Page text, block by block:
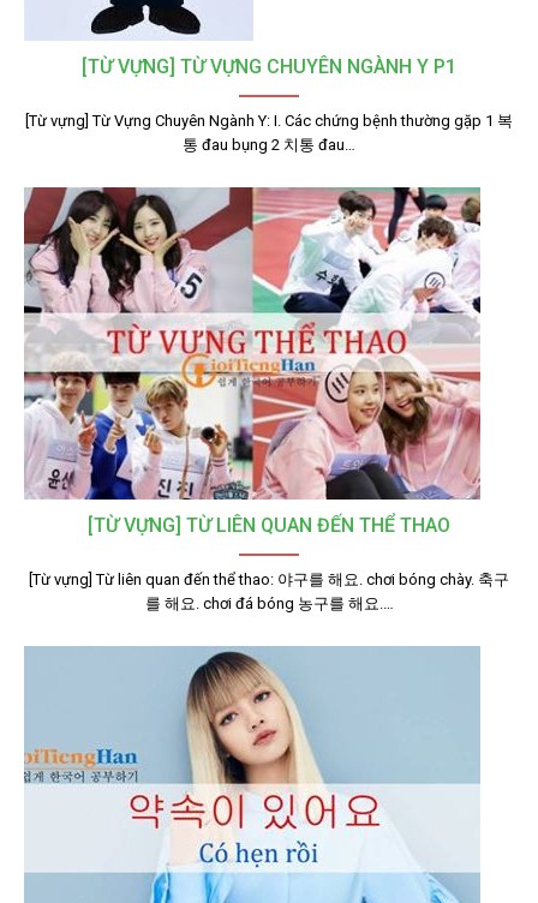
[TỪ VỰNG] TỪ VỰNG CHUYÊN NGÀNH Y P1
[Từ vựng] Từ Vựng Chuyên Ngành Y: I. Các chứng bệnh thường gặp 1 복
통 đau bụng 2 치통 đau…
[TỪ VỰNG] TỪ LIÊN QUAN ĐẾN THỂ THAO
[Từ vựng] Từ liên quan đến thể thao: 야구를 해요. chơi bóng chày. 축구
를 해요. chơi đá bóng 농구를 해요.…